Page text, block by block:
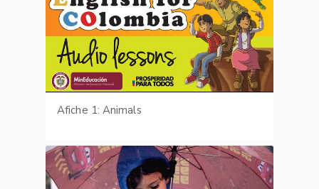
Afiche 1: Animals